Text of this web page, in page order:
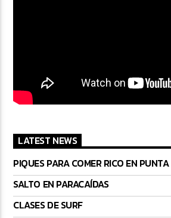
LATEST NEWS
PIQUES PARA COMER RICO EN PUNTA
SALTO EN PARACAÍDAS
CLASES DE SURF